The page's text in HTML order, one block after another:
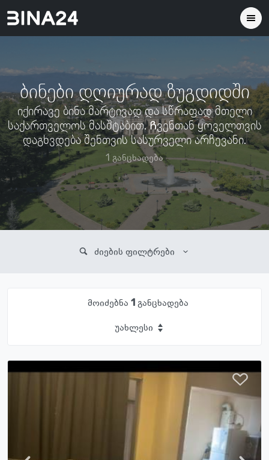
ბინები დღიურად ზუგდიდში
იქირავე ბინა მარტივად და სწრაფად მთელი
საქართველოს მასშტაბით. Ჩვენთან ყოველთვის
დაგხვდება შენთვის სასურველი არჩევანი.
1 განცხადება
ძიების ფილტრები
მოიძებნა 1 განცხადება
უახლესი